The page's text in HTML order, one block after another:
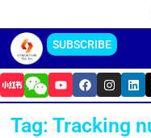
content
SUBSCRIBE
Y
o
u
u
F
a
c
b
I
n
s
a
L
i
n
e
Tag: Tracking